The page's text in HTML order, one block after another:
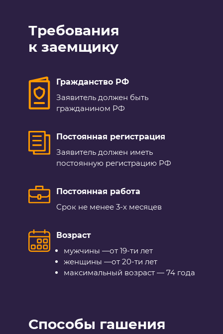
Требования
к заемщику
Гражданство РФ
Заявитель должен быть
гражданином РФ
Постоянная регистрация
Заявитель должен иметь
постоянную регистрацию РФ
Постоянная работа
Срок не менее 3-х месяцев
Возраст
мужчины —от 19-ти лет
женщины —от 20-ти лет
максимальный возраст — 74 года
Способы гашения